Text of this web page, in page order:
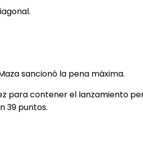
sancionó la pena máxima.
para contener el lanzamiento
39 puntos.